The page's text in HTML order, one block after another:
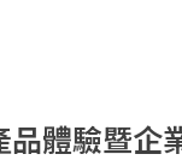
體驗暨企